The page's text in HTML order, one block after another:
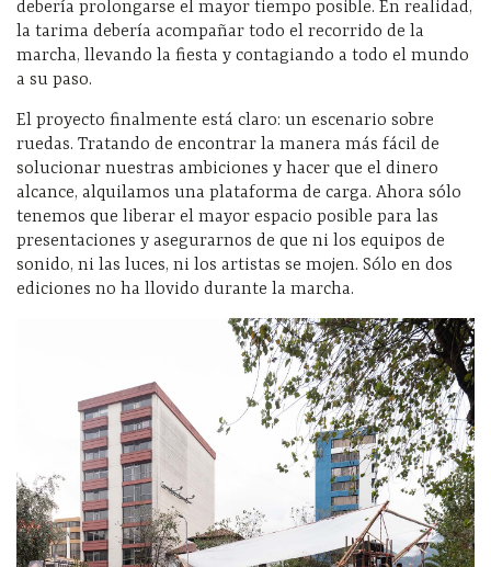
debería prolongarse el mayor tiempo posible. En realidad,
la tarima debería acompañar todo el recorrido de la
marcha, llevando la fiesta y contagiando a todo el mundo
a su paso.
El proyecto finalmente está claro: un escenario sobre
ruedas. Tratando de encontrar la manera más fácil de
solucionar nuestras ambiciones y hacer que el dinero
alcance, alquilamos una plataforma de carga. Ahora sólo
tenemos que liberar el mayor espacio posible para las
presentaciones y asegurarnos de que ni los equipos de
sonido, ni las luces, ni los artistas se mojen. Sólo en dos
ediciones no ha llovido durante la marcha.